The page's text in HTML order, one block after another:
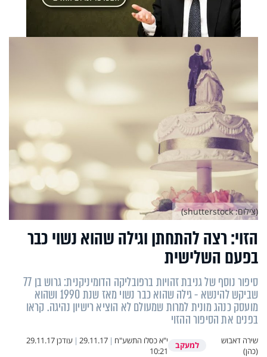
הזוי: רצה להתחתן וגילה שהוא נשוי כבר
בפעם השלישית
סיפור נוסף של גניבת זהויות ברפובליקה הדומיניקנית: גרוש בן 77
שביקש להינשא - גילה שהוא כבר נשוי מאז שנת 1990 ושהוא
מועסק כנהג מונית למרות שמעולם לא הוציא רישיון נהיגה. קראו
בפנים את הסיפור ההזוי
שירה דאבוש
(כהן)
למעקב י"א כסלו התשע"ח |
29.11.17
| עודכן29.11.17
10:21
(צילום: shutterstock)